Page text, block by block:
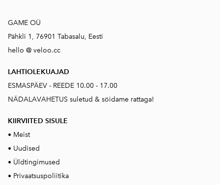
GAME OÜ
Pähkli 1, 76901 Tabasalu, Eesti
hello @ veloo.cc
LAHTIOLEKUAJAD
ESMASPÄEV - REEDE 10.00 - 17.00
NÄDALAVAHETUS suletud & söidame rattaga!
KIIRVIITED SISULE
• Meist
• Uudised
• Üldtingimused
• Privaatsuspoliitika